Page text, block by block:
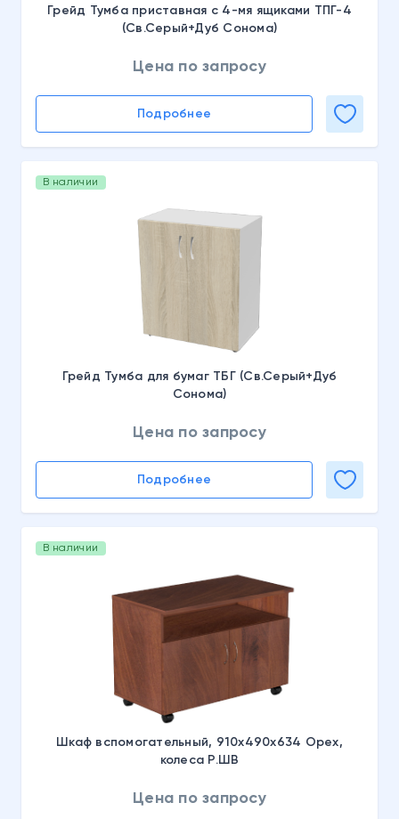
Грейд Тумба приставная с 4-мя ящиками ТПГ-4
(Св.Серый+Дуб Сонома)
Цена по запросу
Подробнее
В наличии
Грейд Тумба для бумаг ТБГ (Св.Серый+Дуб
Сонома)
Цена по запросу
Подробнее
В наличии
Шкаф вспомогательный, 910х490х634 Орех,
колеса Р.ШВ
Цена по запросу